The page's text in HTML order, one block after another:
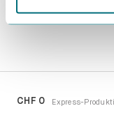
CHF 0 Express-